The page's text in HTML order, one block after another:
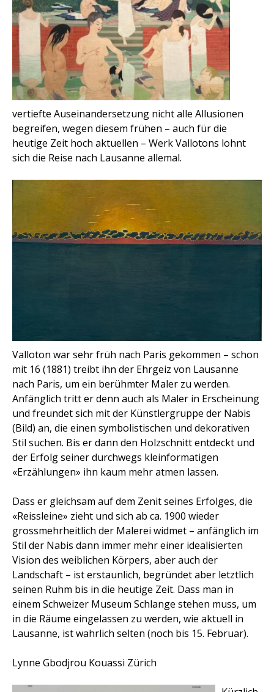
vertiefte Auseinandersetzung nicht alle Allusionen
begreifen, wegen diesem frühen – auch für die
heutige Zeit hoch aktuellen – Werk Vallotons lohnt
sich die Reise nach Lausanne allemal.
Valloton war sehr früh nach Paris gekommen – schon
mit 16 (1881) treibt ihn der Ehrgeiz von Lausanne
nach Paris, um ein berühmter Maler zu werden.
Anfänglich tritt er denn auch als Maler in Erscheinung
und freundet sich mit der Künstlergruppe der Nabis
(Bild) an, die einen symbolistischen und dekorativen
Stil suchen. Bis er dann den Holzschnitt entdeckt und
der Erfolg seiner durchwegs kleinformatigen
«Erzählungen» ihn kaum mehr atmen lassen.
Dass er gleichsam auf dem Zenit seines Erfolges, die
«Reissleine» zieht und sich ab ca. 1900 wieder
grossmehrheitlich der Malerei widmet – anfänglich im
Stil der Nabis dann immer mehr einer idealisierten
Vision des weiblichen Körpers, aber auch der
Landschaft – ist erstaunlich, begründet aber letztlich
seinen Ruhm bis in die heutige Zeit. Dass man in
einem Schweizer Museum Schlange stehen muss, um
in die Räume eingelassen zu werden, wie aktuell in
Lausanne, ist wahrlich selten (noch bis 15. Februar).
Lynne Gbodjrou Kouassi Zürich